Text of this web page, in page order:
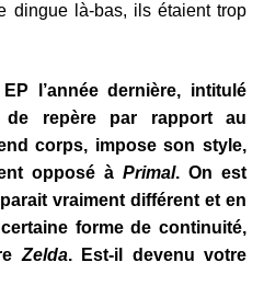
dingue là-bas, ils étaient trop
l’année dernière, intitulé
repère par rapport au
corps, impose son style,
opposé à Primal. On est
vraiment différent et en
forme de continuité,
Zelda. Est-il devenu votre